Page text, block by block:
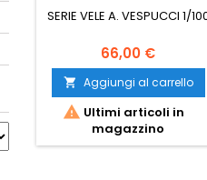
SERIE VELE A. VESPUCCI 1/
66,00 €
 Aggiungi al carrello
 Ultimi articoli in
magazzino